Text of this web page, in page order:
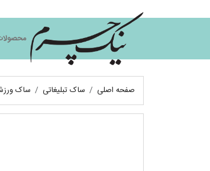
نیک چرم
صفحه اصلی ساک تبلیغاتی ساک